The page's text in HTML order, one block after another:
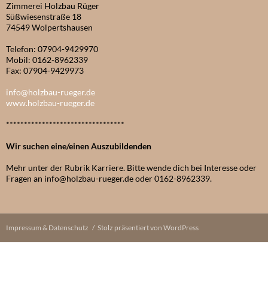
Zimmerei Holzbau Rüger
Süßwiesenstraße 18
74549 Wolpertshausen
Telefon: 07904-9429970
Mobil: 0162-8962339
Fax: 07904-9429973
info@holzbau-rueger.de
www.holzbau-rueger.de
*********************************
Wir suchen eine/einen Auszubildenden
Mehr unter der Rubrik Karriere. Bitte wende dich bei Interesse oder
Fragen an info@holzbau-rueger.de oder 0162-8962339.
Impressum & Datenschutz Stolz präsentiert von WordPress